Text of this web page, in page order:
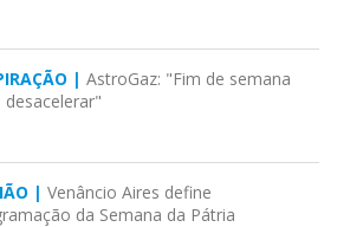
| AstroGaz: "Fim de semana
desacelerar"
| Venâncio Aires define
da Semana da Pátria